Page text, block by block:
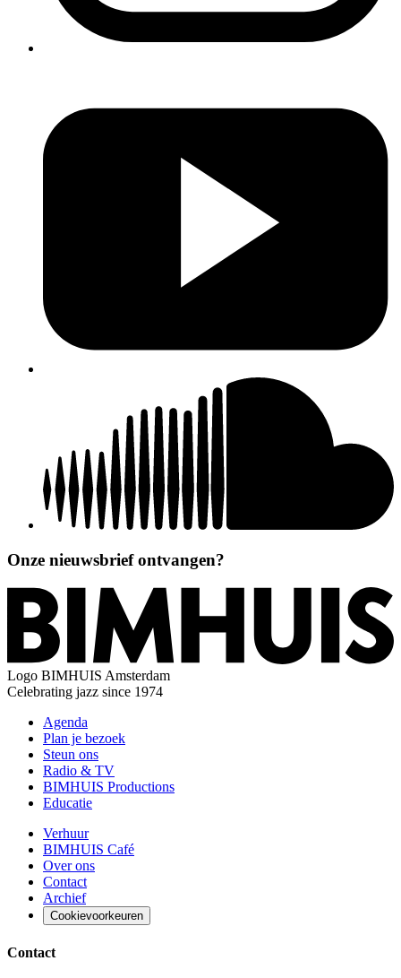
Onze nieuwsbrief ontvangen?
Logo BIMHUIS Amsterdam
Celebrating jazz since 1974
Agenda
Plan je bezoek
Steun ons
Radio & TV
BIMHUIS Productions
Educatie
Verhuur
BIMHUIS Café
Over ons
Contact
Archief
Cookievoorkeuren
Contact